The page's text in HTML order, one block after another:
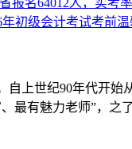
上世纪90年代开
最有魅力老师”，之